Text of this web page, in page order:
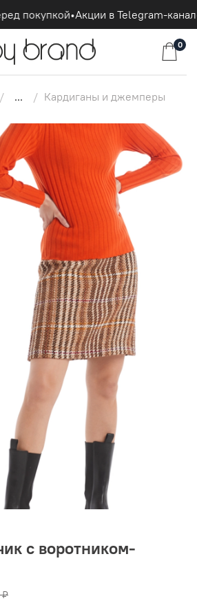
покупкой•Акции в Telegram-канале
0
... Кардиганы и джемперы
с воротником-
₽